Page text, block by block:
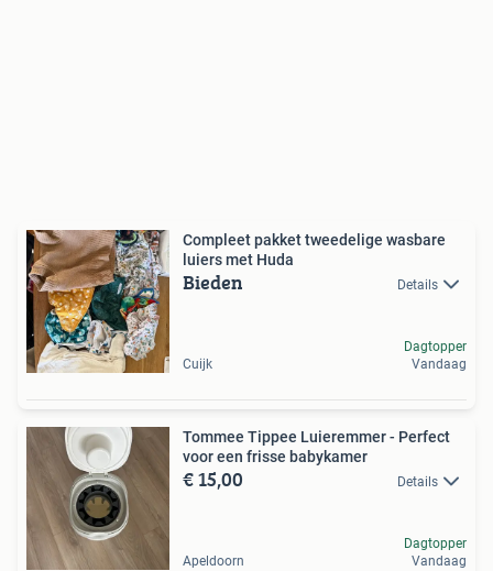
Compleet pakket tweedelige wasbare
luiers met Huda
Bieden Details
Cuijk
Dagtopper
Vandaag
Tommee Tippee Luieremmer - Perfect
voor een frisse babykamer
€ 15,00 Details
Apeldoorn
Dagtopper
Vandaag